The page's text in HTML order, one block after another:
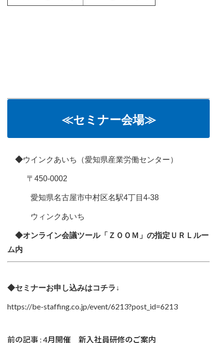
≪セミナー会場≫
◆ウインクあいち（愛知県産業労働センター）
〒450-0002
愛知県名古屋市中村区名駅4丁目4-38
ウィンクあいち
◆オンライン会議ツール「ＺＯＯＭ」の指定ＵＲＬルー
ム内
◆セミナーお申し込みはコチラ↓
https://be-staffing.co.jp/event/6213?post_id=6213
前の記事 : 4月開催 新入社員研修のご案内